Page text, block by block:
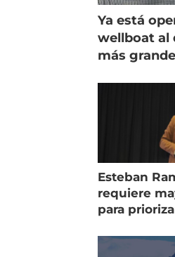
Ya está
wellboat al
más
Esteban
requiere
para